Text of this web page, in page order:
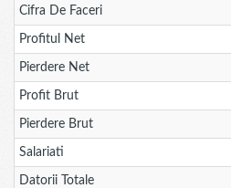
Cifra De Faceri
Profitul Net
Pierdere Net
Profit Brut
Pierdere Brut
Salariati
Datorii Totale